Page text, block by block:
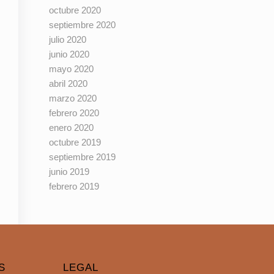
octubre 2020
septiembre 2020
julio 2020
junio 2020
mayo 2020
abril 2020
marzo 2020
febrero 2020
enero 2020
octubre 2019
septiembre 2019
junio 2019
febrero 2019
LEGAL